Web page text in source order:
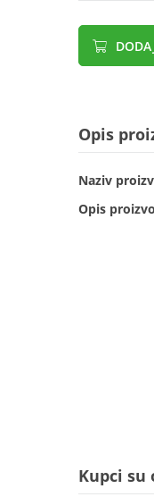
Opis
Naziv
Opis
Kupci